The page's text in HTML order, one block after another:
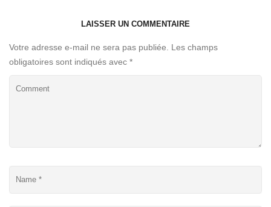
LAISSER UN COMMENTAIRE
Votre adresse e-mail ne sera pas publiée. Les champs
obligatoires sont indiqués avec *